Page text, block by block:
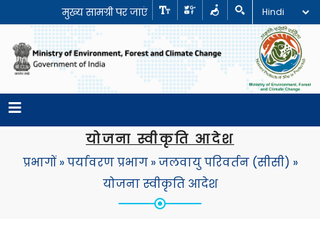
मुख्य सामग्री पर जाएं
योजना स्वीकृति आदेश
प्रभागों»पर्यावरण प्रभाग»जलवायु परिवर्तन (सीसी) »
योजना स्वीकृति आदेश